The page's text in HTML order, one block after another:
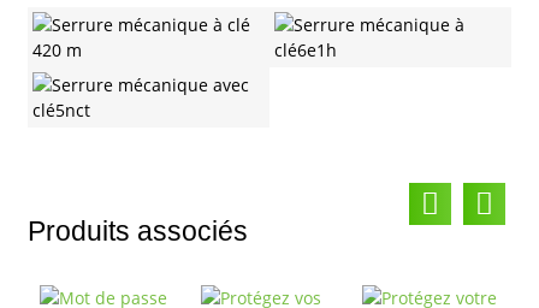
Produits associés